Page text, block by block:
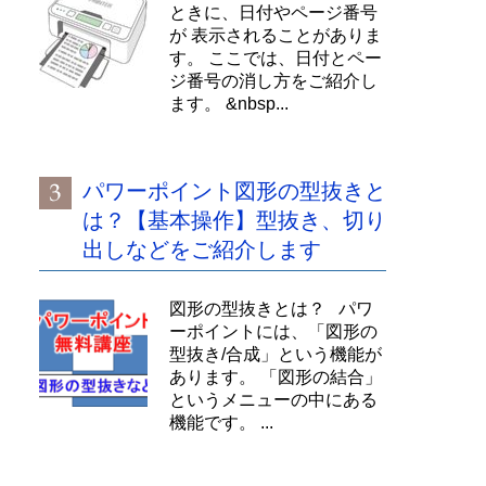
ときに、日付やページ番号
が 表示されることがありま
す。 ここでは、日付とペー
ジ番号の消し方をご紹介し
ます。 &nbsp...
パワーポイント図形の型抜きと
は？【基本操作】型抜き、切り
出しなどをご紹介します
図形の型抜きとは？ パワ
ーポイントには、「図形の
型抜き/合成」という機能が
あります。 「図形の結合」
というメニューの中にある
機能です。 ...